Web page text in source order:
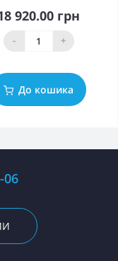
920.00 грн
- +
До кошика
06